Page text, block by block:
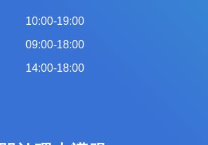
10:00-19:00
09:00-18:00
14:00-18:00